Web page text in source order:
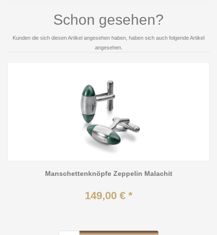
Schon gesehen?
Kunden die sich diesen Artikel angesehen haben, haben sich auch folgende Artikel
angesehen.
Manschettenknöpfe Zeppelin Malachit
149,00 € *